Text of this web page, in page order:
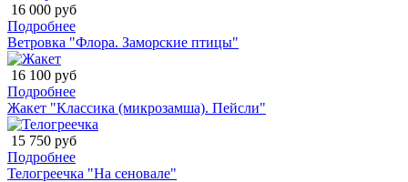
16 000 руб
Подробнее
Ветровка "Флора. Заморские птицы"
16 100 руб
Подробнее
Жакет "Классика (микрозамша). Пейсли"
15 750 руб
Подробнее
Телогреечка "На сеновале"